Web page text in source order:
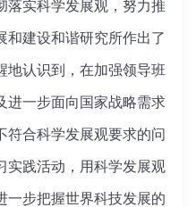
落实科学发展观，努力推
和建设和谐研究所作出了
地认识到，在加强领导班
进一步面向国家战略需求
符合科学发展观要求的问
实践活动，用科学发展观
一步把握世界科技发展的